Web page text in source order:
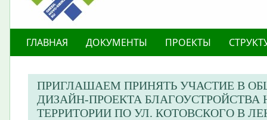
ГЛАВНАЯ ДОКУМЕНТЫ ПРОЕКТЫ
ПРИГЛАШАЕМ ПРИНЯТЬ УЧАСТИЕ В
ДИЗАЙН-ПРОЕКТА
ТЕРРИТОРИИ ПО УЛ. КОТОВСКОГО В